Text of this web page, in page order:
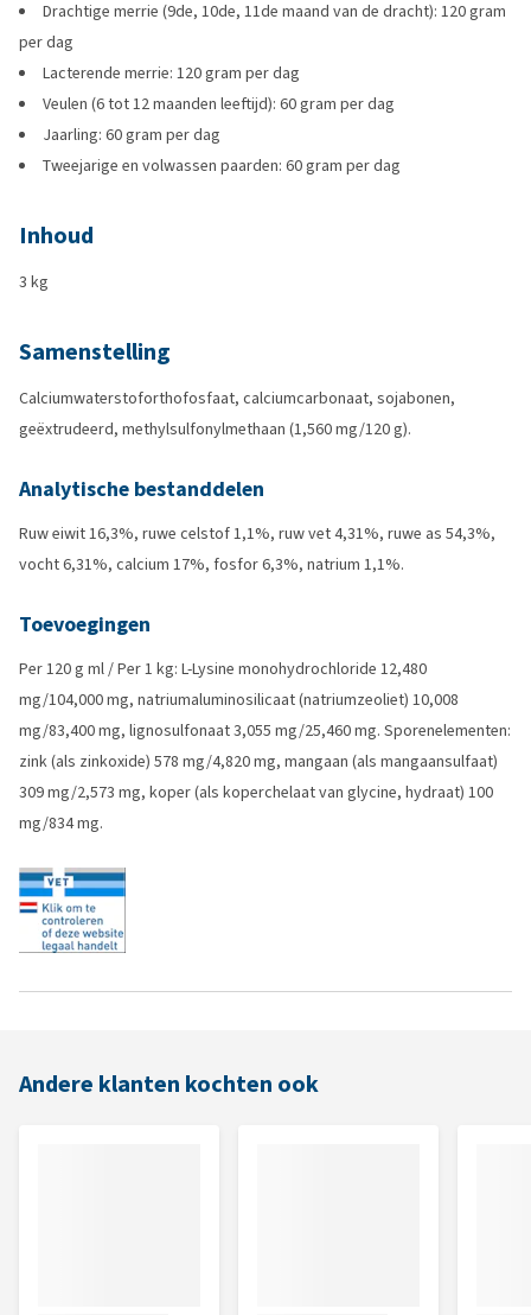
Drachtige merrie (9de, 10de, 11de maand van de dracht): 120 gram
per dag
Lacterende merrie: 120 gram per dag
Veulen (6 tot 12 maanden leeftijd): 60 gram per dag
Jaarling: 60 gram per dag
Tweejarige en volwassen paarden: 60 gram per dag
Inhoud
3 kg
Samenstelling
Calciumwaterstoforthofosfaat, calciumcarbonaat, sojabonen,
geëxtrudeerd, methylsulfonylmethaan (1,560 mg/120 g).
Analytische bestanddelen
Ruw eiwit 16,3%, ruwe celstof 1,1%, ruw vet 4,31%, ruwe as 54,3%,
vocht 6,31%, calcium 17%, fosfor 6,3%, natrium 1,1%.
Toevoegingen
Per 120 g ml / Per 1 kg: L-Lysine monohydrochloride 12,480
mg/104,000 mg, natriumaluminosilicaat (natriumzeoliet) 10,008
mg/83,400 mg, lignosulfonaat 3,055 mg/25,460 mg. Sporenelementen:
zink (als zinkoxide) 578 mg/4,820 mg, mangaan (als mangaansulfaat)
309 mg/2,573 mg, koper (als koperchelaat van glycine, hydraat) 100
mg/834 mg.
Andere klanten kochten ook